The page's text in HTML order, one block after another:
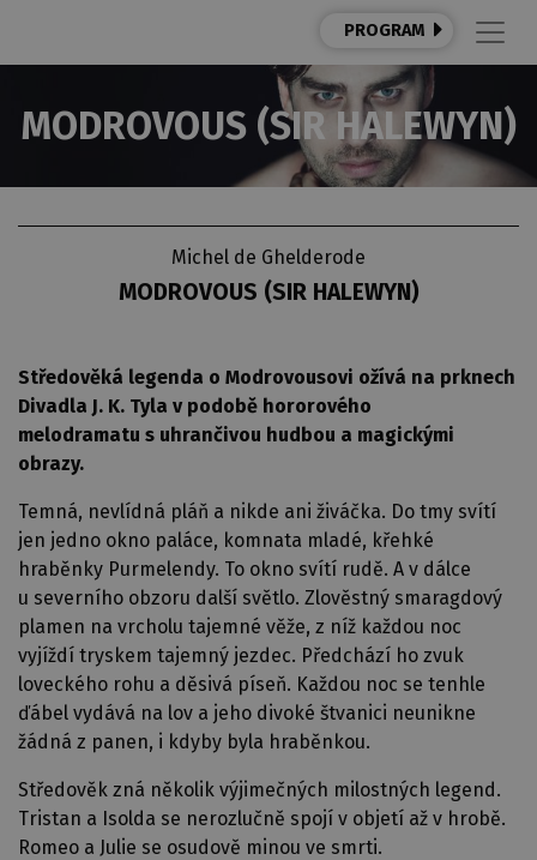
PROGRAM
MODROVOUS (SIR HALEWYN)
Michel de Ghelderode
MODROVOUS (SIR HALEWYN)
Středověká legenda o Modrovousovi ožívá na prknech
Divadla J. K. Tyla v podobě hororového
melodramatu s uhrančivou hudbou a magickými
obrazy.
Temná, nevlídná pláň a nikde ani živáčka. Do tmy svítí
jen jedno okno paláce, komnata mladé, křehké
hraběnky Purmelendy. To okno svítí rudě. A v dálce
u severního obzoru další světlo. Zlověstný smaragdový
plamen na vrcholu tajemné věže, z níž každou noc
vyjíždí tryskem tajemný jezdec. Předchází ho zvuk
loveckého rohu a děsivá píseň. Každou noc se tenhle
ďábel vydává na lov a jeho divoké štvanici neunikne
žádná z panen, i kdyby byla hraběnkou.
Středověk zná několik výjimečných milostných legend.
Tristan a Isolda se nerozlučně spojí v objetí až v hrobě.
Romeo a Julie se osudově minou ve smrti.